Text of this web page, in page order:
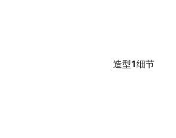
造型1细节